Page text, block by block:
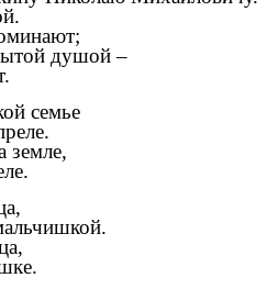
душой –
семье
земле,